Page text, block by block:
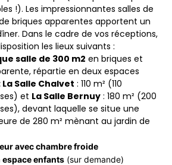
!). Les impressionnantes salles de
briques apparentes apportent un
Dans le cadre de vos réceptions,
les lieux suivants :
salle de 300 m2 en briques et
répartie en deux espaces
La Salle Chalvet : 110 m² (110
et La Salle Bernuy : 180 m² (200
devant laquelle se situe une
de 280 m² mènant au jardin de
avec chambre froide
espace enfants (sur demande)